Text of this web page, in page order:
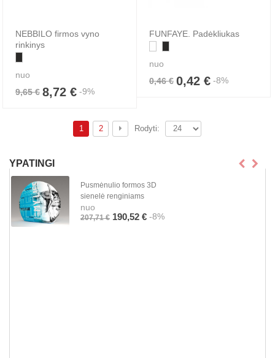
NEBBILO firmos vyno
rinkinys
nuo
9,65 € 8,72 € -9%
FUNFAYE. Padėkliukas
nuo
0,46 € 0,42 € -8%
1 2 Rodyti:
YPATINGI
Pusmėnulio formos 3D
sienelė renginiams
nuo
207,71 € 190,52 € -8%